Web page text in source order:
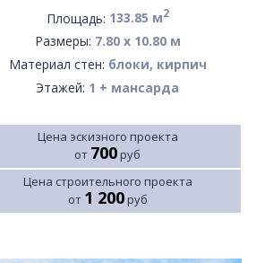
Площадь: 133.85 м2
Размеры: 7.80 х 10.80 м
Материал стен: блоки, кирпич
Этажей: 1 + мансарда
Цена эскизного проекта
от 700 руб
Цена строительного проекта
от 1 200руб